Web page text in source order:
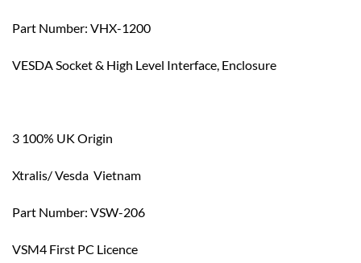
Part Number: VHX-1200
VESDA Socket & High Level Interface, Enclosure
3 100% UK Origin
Xtralis/ Vesda Vietnam
Part Number: VSW-206
VSM4 First PC Licence